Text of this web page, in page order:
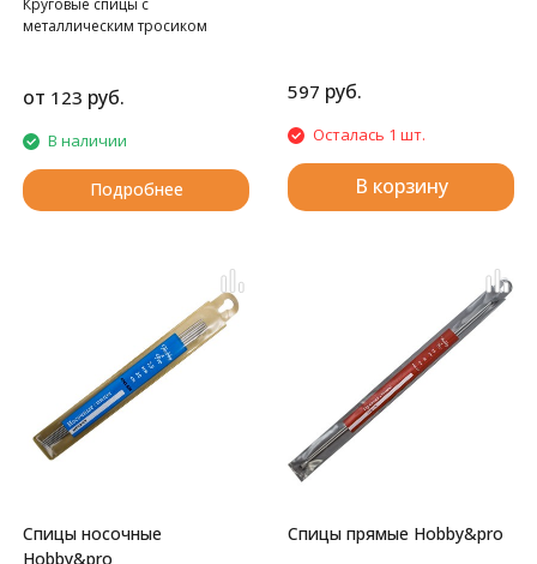
Круговые спицы с
металлическим тросиком
от 123 руб.
В наличии
Подробнее
597 руб.
Осталась 1 шт.
В корзину
Спицы носочные
Hobby&pro
Спицы прямые Hobby&pro